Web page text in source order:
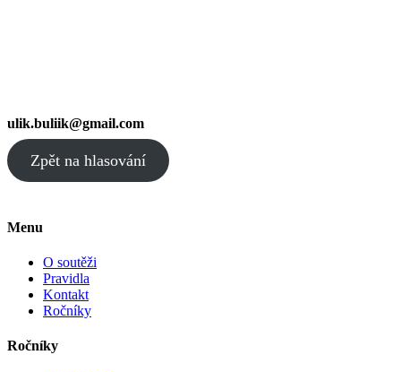
ulik.buliik@gmail.com
Zpět na hlasování
Menu
O soutěži
Pravidla
Kontakt
Ročníky
Ročníky